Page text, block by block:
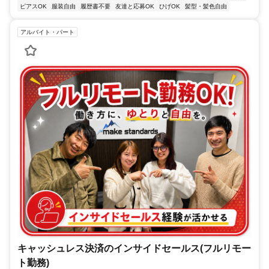
ピアスOK
服装自由 履歴書不要 友達と応募OK ひげOK 髪型・髪色自由
アルバイト・パート
キャッシュレス決済のインサイドセールス(フルリモー
ト勤務)